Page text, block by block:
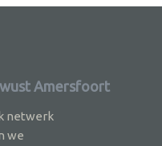
Amersfoort
netwerk
we